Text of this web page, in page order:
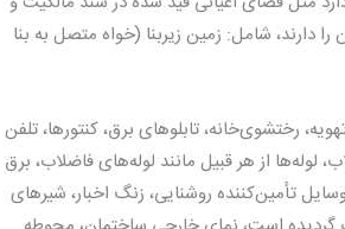
دارند، شامل: زمین زیربنا (خواه متصل به بنا
رختشوی‌خانه، تابلوهای برق، کنتورها، تلفن
لوله‌ها از هر قبیل مانند لوله‌های فاضلاب، برق
تأمین‌کننده روشنایی، زنگ اخبار، شیرهای